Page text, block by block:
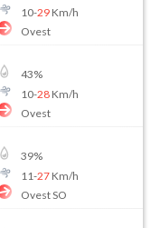
10-29Km/h
Ovest
43%
10-28Km/h
Ovest
39%
11-27Km/h
Ovest SO